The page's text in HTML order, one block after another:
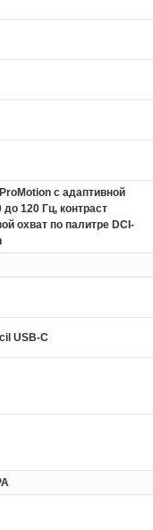
с адаптивной
120 Гц, контраст
охват по палитре DCI-
USB-C